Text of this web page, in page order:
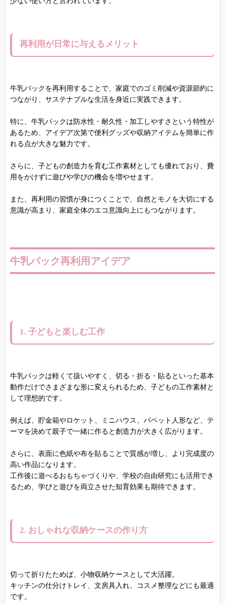
再利用が日常に与えるメリット
牛乳パックを再利用することで、家庭でのゴミ削減や資源節約に
つながり、サステナブルな生活を身近に実践できます。
特に、牛乳パックは防水性・耐久性・加工しやすさという特性が
あるため、アイデア次第で便利グッズや収納アイテムを簡単に作
れる点が大きな魅力です。
さらに、子どもの創造力を育む工作素材としても優れており、費
用をかけずに遊びや学びの機会を増やせます。
また、再利用の習慣が身につくことで、自然とモノを大切にする
意識が高まり、家庭全体のエコ意識向上にもつながります。
牛乳パック再利用アイデア
1. 子どもと楽しむ工作
牛乳パックは軽くて扱いやすく、切る・折る・貼るといった基本
動作だけでさまざまな形に変えられるため、子どもの工作素材と
して理想的です。
例えば、貯金箱やロケット、ミニハウス、パペット人形など、テ
ーマを決めて親子で一緒に作ると創造力が大きく広がります。
さらに、表面に色紙や布を貼ることで質感が増し、より完成度の
高い作品になります。
工作後に遊べるおもちゃづくりや、学校の自由研究にも活用でき
るため、学びと遊びを両立させた知育効果も期待できます。
2. おしゃれな収納ケースの作り方
切って折りたためば、小物収納ケースとして大活躍。
キッチンの仕分けトレイ、文房具入れ、コスメ整理などにも最適
です。